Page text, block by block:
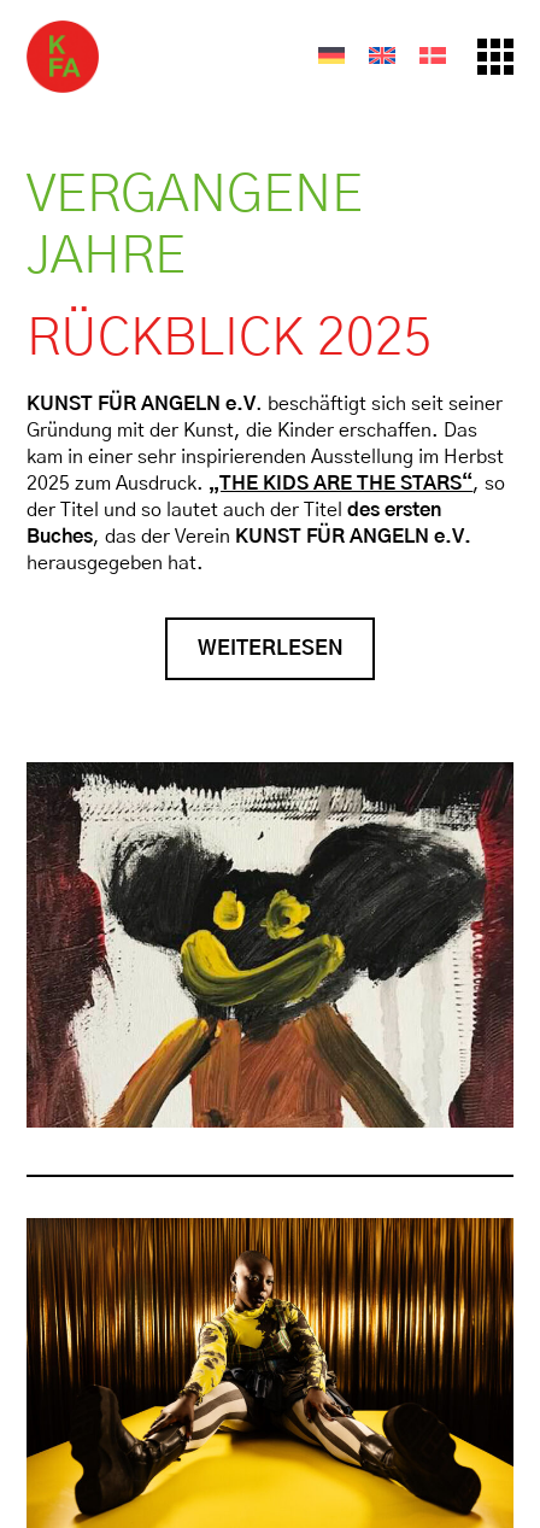
VERGANGENE
JAHRE
RÜCKBLICK 2025
KUNST FÜR ANGELN e.V. beschäftigt sich seit seiner
Gründung mit der Kunst, die Kinder erschaffen. Das
kam in einer sehr inspirierenden Ausstellung im Herbst
2025 zum Ausdruck. „THE KIDS ARE THE STARS“, so
der Titel und so lautet auch der Titeldes ersten
Buches, das der Verein KUNST FÜR ANGELN e.V.
herausgegeben hat.
WEITERLESEN